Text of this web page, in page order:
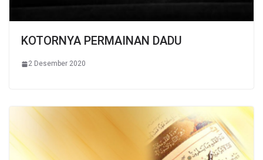
KOTORNYA PERMAINAN DADU
2 Desember 2020